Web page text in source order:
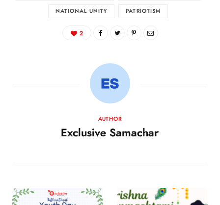
NATIONAL UNITY PATRIOTISM
2
AUTHOR
Exclusive Samachar